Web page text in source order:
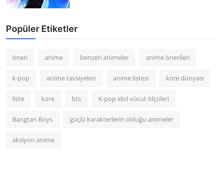
Popüler Etiketler
öneri anime benzeri animeler anime önerileri
k-pop anime tavsiyeleri anime listesi kore dünyası
liste kore bts K-pop idol vücut ölçüleri
Bangtan Boys güçlü karakterlerin olduğu animeler
aksiyon anime